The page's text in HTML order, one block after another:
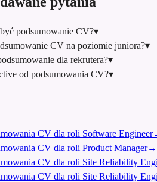
podsumowanie CV?▾
CV na poziomie juniora?▾
dla rekrutera?▾
od podsumowania CV?▾
CV dla roli Software Engineer
CV dla roli Product Manager→
CV dla roli Site Reliability
CV dla roli Site Reliability